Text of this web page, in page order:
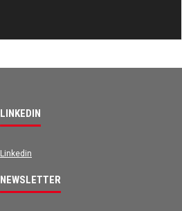
LINKEDIN
Linkedin
NEWSLETTER